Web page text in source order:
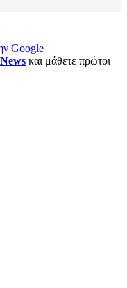
Google
και μάθετε πρώτοι